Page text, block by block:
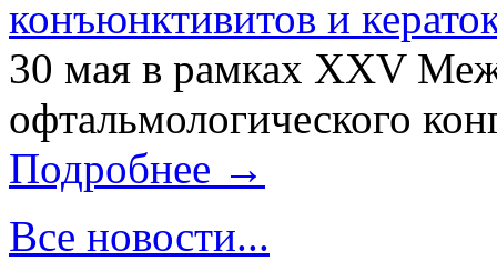
конъюнктивитов и
30 мая в рамках XXV
офтальмологического
Подробнее →
Все новости...